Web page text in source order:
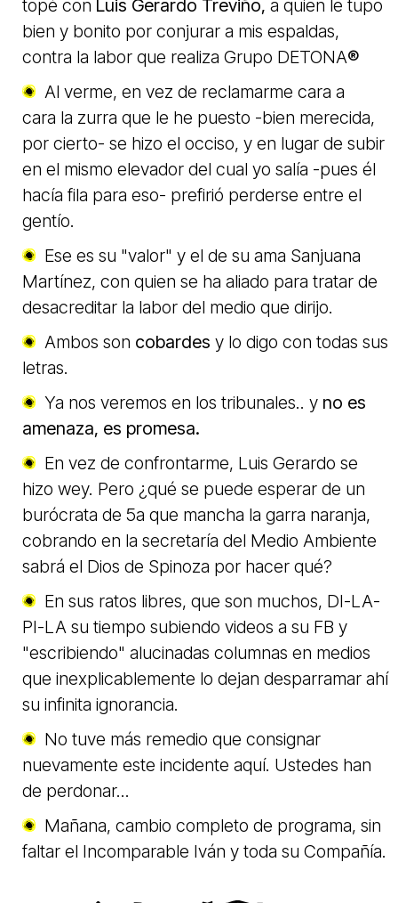
topé con Luis Gerardo Treviño, a quien le tupo
bien y bonito por conjurar a mis espaldas,
contra la labor que realiza Grupo DETONA®
Al verme, en vez de reclamarme cara a
cara la zurra que le he puesto -bien merecida,
por cierto- se hizo el occiso, y en lugar de subir
en el mismo elevador del cual yo salía -pues él
hacía fila para eso- prefirió perderse entre el
gentío.
Ese es su "valor" y el de su ama Sanjuana
Martínez, con quien se ha aliado para tratar de
desacreditar la labor del medio que dirijo.
Ambos son cobardes y lo digo con todas sus
letras.
Ya nos veremos en los tribunales.. y no es
amenaza, es promesa.
En vez de confrontarme, Luis Gerardo se
hizo wey. Pero ¿qué se puede esperar de un
burócrata de 5a que mancha la garra naranja,
cobrando en la secretaría del Medio Ambiente
sabrá el Dios de Spinoza por hacer qué?
En sus ratos libres, que son muchos, DI-LA-
PI-LA su tiempo subiendo videos a su FB y
"escribiendo" alucinadas columnas en medios
que inexplicablemente lo dejan desparramar ahí
su infinita ignorancia.
No tuve más remedio que consignar
nuevamente este incidente aquí. Ustedes han
de perdonar...
Mañana, cambio completo de programa, sin
faltar el Incomparable Iván y toda su Compañía.